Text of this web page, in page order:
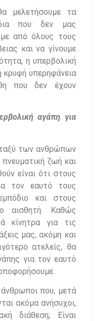
μελετήσουμε τα
που δεν μας
από όλους τους
και να γίνουμε
η υπερβολική
κρυφή υπερηφάνεια
που δεν έχουν
αγάπη για
των ανθρώπων
ζωή και
είναι ότι στους
τον εαυτό τους
και στους
αισθητή. Καθώς
κίνητρα για τις
μας, ακόμη και
ατελείς, θα
για τον εαυτό
που, μετά
ακόμα ανήσυχοι,
διάθεση; Είναι